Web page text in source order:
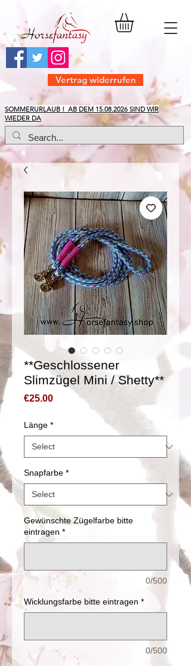
​SOMMERURLAUB ! AB DEM 15.08.2026 SIND WIR
WIEDER DA
Vertrag widerrufen
**Geschlossener
Slimzügel Mini / Shetty**
€25.00Price
Länge *
Snapfarbe *
Gewünschte Zügelfarbe bitte
eintragen *
0/500
Wicklungsfarbe bitte eintragen *
0/500